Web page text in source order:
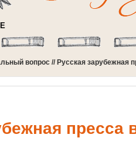
вопрос // Русская зарубежная
пресса